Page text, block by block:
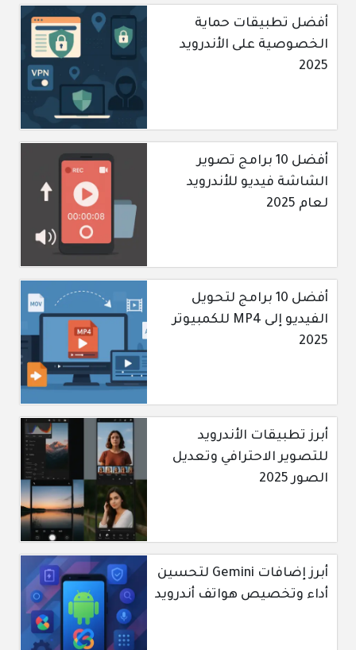
أفضل تطبيقات حماية
الخصوصية على الأندرويد
2025
أفضل 10 برامج تصوير
الشاشة فيديو للأندرويد
لعام 2025
أفضل 10 برامج لتحويل
الفيديو إلى MP4 للكمبيوتر
2025
أبرز تطبيقات الأندرويد
للتصوير الاحترافي وتعديل
الصور 2025
أبرز إضافات Gemini لتحسين
أداء وتخصيص هواتف أندرويد